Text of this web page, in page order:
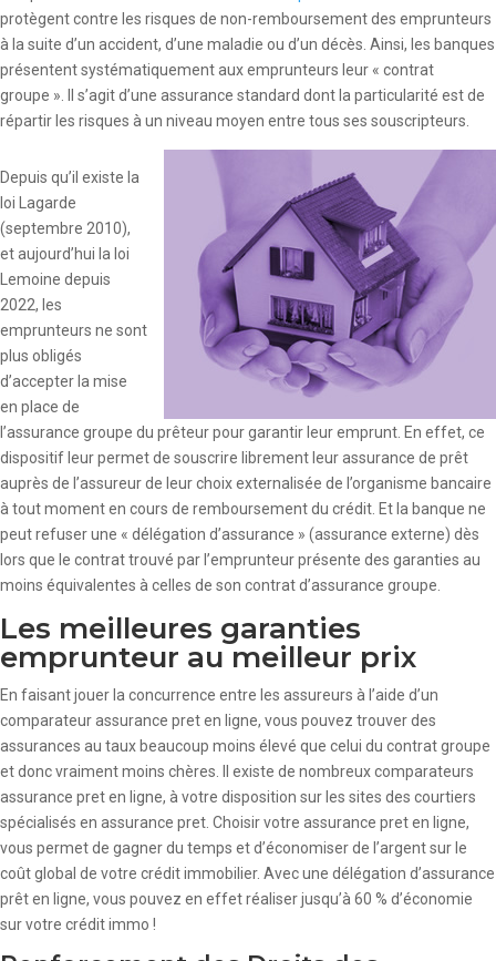
protègent contre les risques de non-remboursement des emprunteurs
à la suite d’un accident, d’une maladie ou d’un décès. Ainsi, les banques
présentent systématiquement aux emprunteurs leur « contrat
groupe ». Il s’agit d’une assurance standard dont la particularité est de
répartir les risques à un niveau moyen entre tous ses souscripteurs.
Depuis qu’il existe la
loi Lagarde
(septembre 2010),
et aujourd’hui la loi
Lemoine depuis
2022, les
emprunteurs ne sont
plus obligés
d’accepter la mise
en place de
l’assurance groupe du prêteur pour garantir leur emprunt. En effet, ce
dispositif leur permet de souscrire librement leur assurance de prêt
auprès de l’assureur de leur choix externalisée de l’organisme bancaire
à tout moment en cours de remboursement du crédit. Et la banque ne
peut refuser une « délégation d’assurance » (assurance externe) dès
lors que le contrat trouvé par l’emprunteur présente des garanties au
moins équivalentes à celles de son contrat d’assurance groupe.
Les meilleures garanties
emprunteur au meilleur prix
En faisant jouer la concurrence entre les assureurs à l’aide d’un
comparateur assurance pret en ligne, vous pouvez trouver des
assurances au taux beaucoup moins élevé que celui du contrat groupe
et donc vraiment moins chères. Il existe de nombreux comparateurs
assurance pret en ligne, à votre disposition sur les sites des courtiers
spécialisés en assurance pret. Choisir votre assurance pret en ligne,
vous permet de gagner du temps et d’économiser de l’argent sur le
coût global de votre crédit immobilier. Avec une délégation d’assurance
prêt en ligne, vous pouvez en effet réaliser jusqu’à 60 % d’économie
sur votre crédit immo !